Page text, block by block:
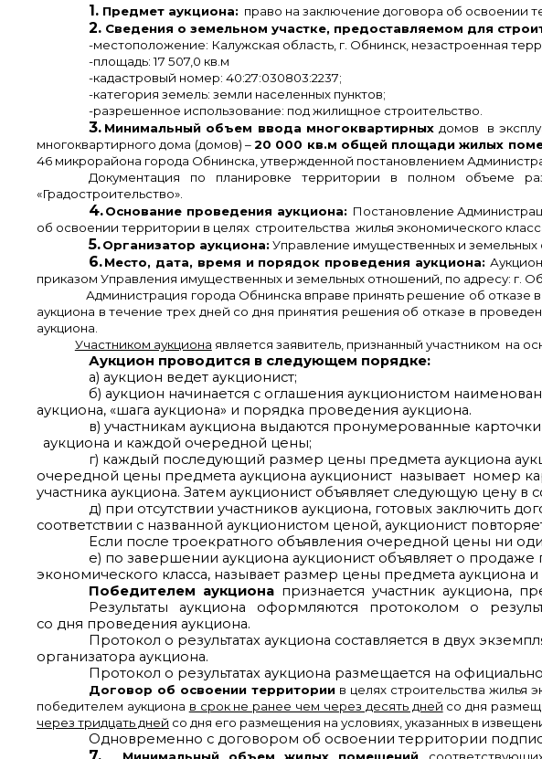
1. Предмет аукциона: право на заключение договора об освоении
2. Сведения о земельном участке, предоставляемом для
-местоположение: Калужская область, г. Обнинск, незастроенная
-площадь: 17 507,0 кв.м
-кадастровый номер: 40:27:030803:2237;
-категория земель: земли населенных пунктов;
-разрешенное использование: под жилищное строительство.
3. Минимальный объем ввода многоквартирных домов в
многоквартирного дома (домов) –20 000 кв.м общей площади жилых
46 микрорайона города Обнинска, утвержденной постановлением
Документация по планировке территории в полном объеме
«Градостроительство».
4. Основание проведения аукциона: Постановление
об освоении территории в целях строительства жилья экономического
5. Организатор аукциона: Управление имущественных и
6. Место, дата, время и порядок проведения аукциона:
приказом Управления имущественных и земельных отношений, по адресу: г.
Администрация города Обнинска вправе принять решение об отказе в
аукциона в течение трех дней со дня принятия решения об отказе в
аукциона.
Участником аукциона является заявитель, признанный участником на
Аукцион проводится в следующем порядке:
а) аукцион ведет аукционист;
б) аукцион начинается с оглашения аукционистом
аукциона, «шага аукциона» и порядка проведения аукциона.
в) участникам аукциона выдаются пронумерованные
аукциона и каждой очередной цены;
г) каждый последующий размер цены предмета аукциона
очередной цены предмета аукциона аукционист называет номер
участника аукциона. Затем аукционист объявляет следующую цену в
д) при отсутствии участников аукциона, готовых заключить
соответствии с названной аукционистом ценой, аукционист
Если после троекратного объявления очередной цены ни
е) по завершении аукциона аукционист объявляет о
экономического класса, называет размер цены предмета аукциона
Победителем аукционапризнается участник аукциона,
Результаты аукциона оформляются протоколом о
со дня проведения аукциона.
Протокол о результатах аукциона составляется в двух
организатора аукциона.
Протокол о результатах аукциона размещается на
Договор об освоении территориив целях строительства жилья
победителем аукциона в срок не ранее чем через десять дней со дня
через тридцать дней со дня его размещения на условиях, указанных в
Одновременно с договором об освоении территории